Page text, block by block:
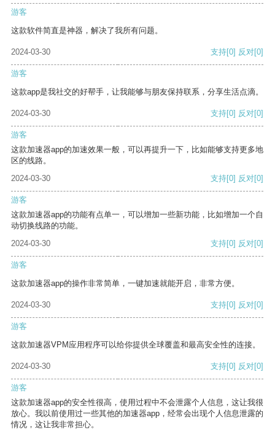
游客
这款软件简直是神器，解决了我所有问题。
2024-03-30 支持[0] 反对[0]
游客
这款app是我社交的好帮手，让我能够与朋友保持联系，分享生活点滴。
2024-03-30 支持[0] 反对[0]
游客
这款加速器app的加速效果一般，可以再提升一下，比如能够支持更多地
区的线路。
2024-03-30
支持[0] 反对[0]
游客
这款加速器app的功能有点单一，可以增加一些新功能，比如增加一个自
动切换线路的功能。
2024-03-30
支持[0] 反对[0]
游客
这款加速器app的操作非常简单，一键加速就能开启，非常方便。
2024-03-30 支持[0] 反对[0]
游客
这款加速器VPM应用程序可以给你提供全球覆盖和最高安全性的连接。
2024-03-30 支持[0] 反对[0]
游客
这款加速器app的安全性很高，使用过程中不会泄露个人信息，这让我很
放心。我以前使用过一些其他的加速器app，经常会出现个人信息泄露的
情况，这让我非常担心。